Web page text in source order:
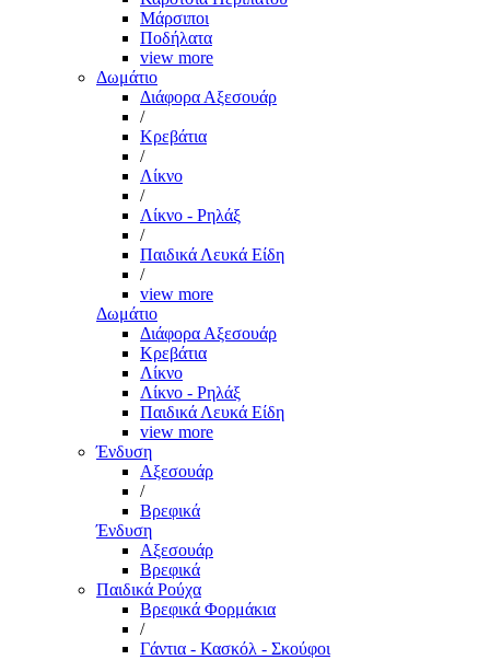
Μάρσιποι
Ποδήλατα
view more
Δωμάτιο
Διάφορα Αξεσουάρ
/
Κρεβάτια
/
Λίκνο
/
Λίκνο - Ρηλάξ
/
Παιδικά Λευκά Είδη
/
view more
Δωμάτιο
Διάφορα Αξεσουάρ
Κρεβάτια
Λίκνο
Λίκνο - Ρηλάξ
Παιδικά Λευκά Είδη
view more
Ένδυση
Αξεσουάρ
/
Βρεφικά
Ένδυση
Αξεσουάρ
Βρεφικά
Παιδικά Ρούχα
Βρεφικά Φορμάκια
/
Γάντια - Κασκόλ - Σκούφοι